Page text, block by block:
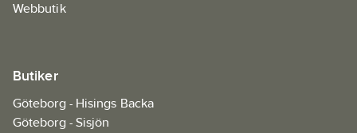
Webbutik
Butiker
Göteborg - Hisings Backa
Göteborg - Sisjön